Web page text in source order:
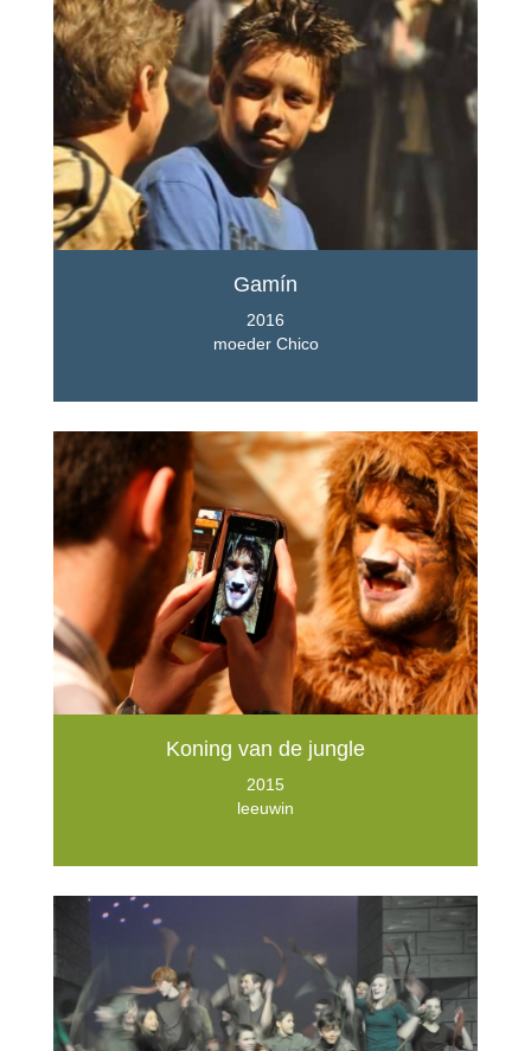
Gamín
2016
moeder Chico
Koning van de jungle
2015
leeuwin